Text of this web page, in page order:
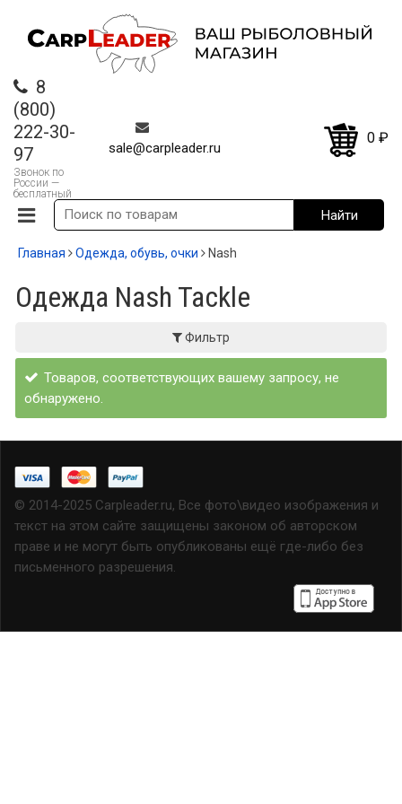
8
(800)
222-30-
97
Звонок по
России —
бесплатный
sale@carpleader.ru
0 ₽
Главная Одежда, обувь, очки Nash
Одежда Nash Tackle
Фильтр
Товаров, соответствующих вашему запросу, не
обнаружено.
© 2014-2025 Carpleader.ru, Все фото\видео изображения и
текст на этом сайте защищены законом об авторском
праве и не могут быть опубликованы ещё где-либо без
письменного разрешения.